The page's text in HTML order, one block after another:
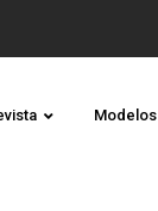
Modelos